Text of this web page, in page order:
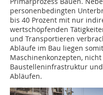
personenbedingten
bis 40 Prozent mit nur
wertschöpfenden
und Transportieren
Abläufe im Bau liegen
Maschinenkonzepten,
Baustelleninfrastruktur
Abläufen.